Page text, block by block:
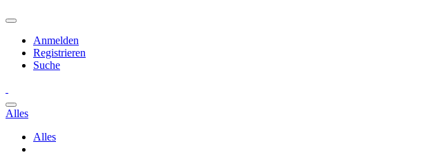
Anmelden
Registrieren
Suche
Alles
Alles